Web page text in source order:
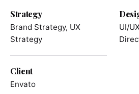
Strategy
Brand Strategy, UX
Strategy
UI/
Client
Envato